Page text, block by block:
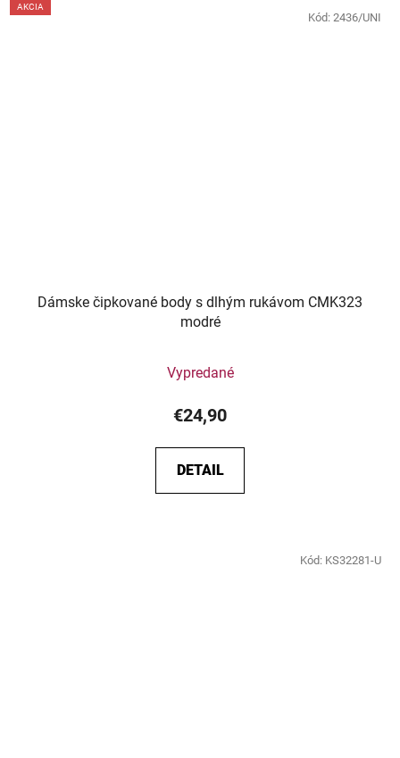
AKCIA
Dámske čipkované body s dlhým rukávom CMK323
modré
Vypredané
€24,90
DETAIL
Kód: 2436/UNI
Kód: KS32281-U